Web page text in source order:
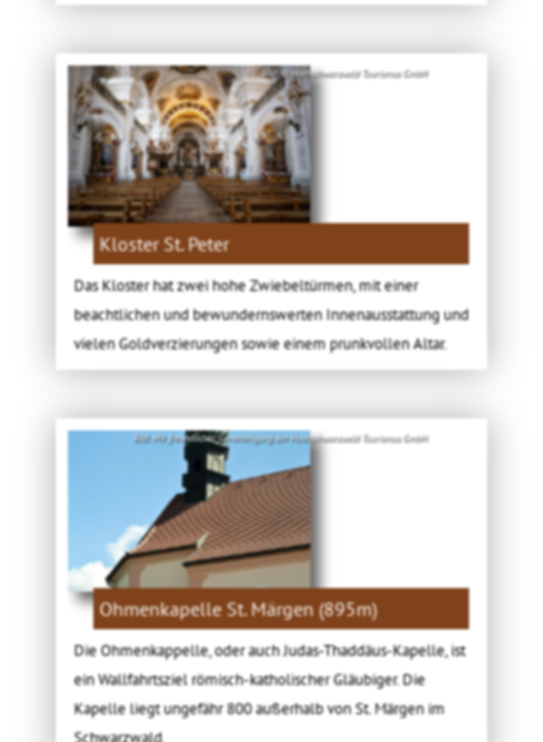
Bild: © Hochschwarzwald Tourismus GmbH
Kloster St. Peter
Das Kloster hat zwei hohe Zwiebeltürmen, mit einer
beachtlichen und bewundernswerten Innenausstattung und
vielen Goldverzierungen sowie einem prunkvollen Altar.
Bild: Mit freundlicher Genehmigung der Hochschwarzwald Tourismus GmbH
Ohmenkapelle St. Märgen (895m)
Die Ohmenkappelle, oder auch Judas-Thaddäus-Kapelle, ist
ein Wallfahrtsziel römisch-katholischer Gläubiger. Die
Kapelle liegt ungefähr 800 außerhalb von St. Märgen im
Schwarzwald.